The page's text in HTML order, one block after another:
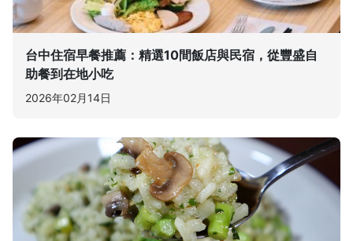
台中住宿早餐推薦：精選10間飯店與民宿，從豐盛自
助餐到在地小吃
2026年02月14日